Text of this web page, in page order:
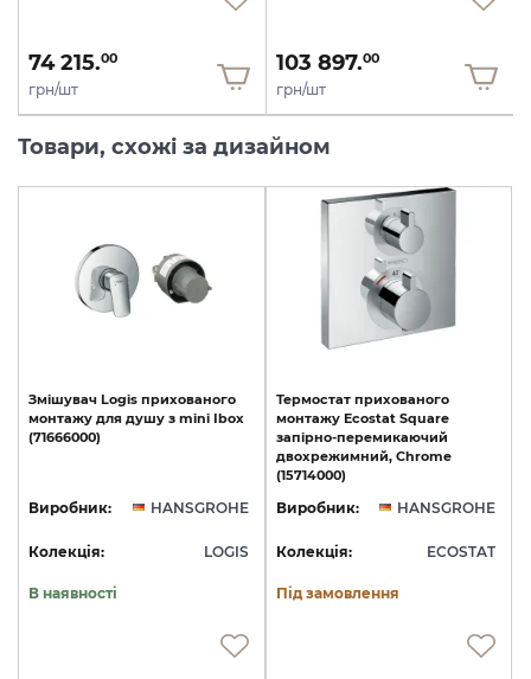
74 215.00
грн/шт
103 897.00
грн/шт
Товари, схожі за дизайном
Змішувач Logis прихованого
монтажу для душу з mini Ibox
(71666000)
Виробник: HANSGROHE
Колекція: LOGIS
В наявності
Термостат прихованого
монтажу Ecostat Square
запірно-перемикаючий
двохрежимний, Chrome
(15714000)
Виробник: HANSGROHE
Колекція: ECOSTAT
Під замовлення